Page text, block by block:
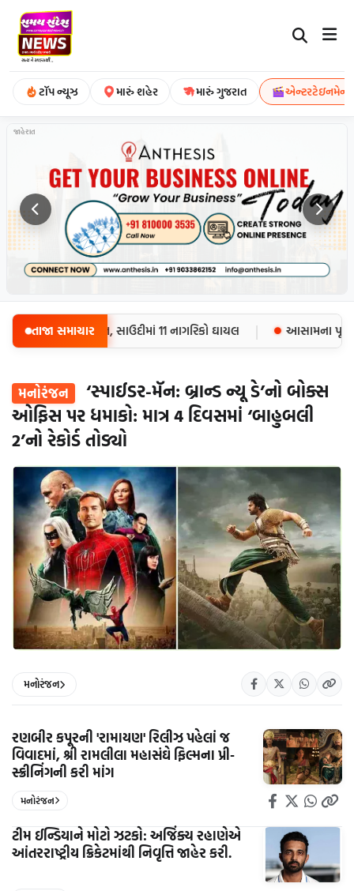
ટૉપ ન્યૂઝ મારું શહેર મારું ગુજરાત એન્ટરટેઇનમેન્ટ
જાહેરાત
તાજા સમાચાર
સૈનિકોના મોત, સાઉદીમાં 11 નાગરિકો ઘાયલ આસામના પૂર
મનોરંજન
‘સ્પાઈડર-મૅન: બ્રાન્ડ ન્યૂ ડે’નો બોક્સ
ઓફિસ પર ધમાકો: માત્ર 4 દિવસમાં ‘બાહુબલી
2’નો રેકોર્ડ તોડ્યો
મનોરંજન
રણબીર કપૂરની 'રામાયણ' રિલીઝ પહેલાં જ
વિવાદમાં, શ્રી રામલીલા મહાસંઘે ફિલ્મના પ્રી-
સ્ક્રીનિંગની કરી માંગ
મનોરંજન
ટીમ ઈન્ડિયાને મોટો ઝટકો: અજિંક્ય રહાણેએ
આંતરરાષ્ટ્રીય ક્રિકેટમાંથી નિવૃત્તિ જાહેર કરી.